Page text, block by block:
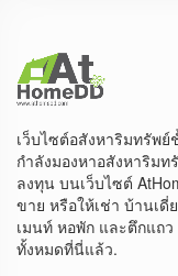
เว็บไซต์อสังหาริมทรัพ
กำลังมองหาอสังหาริมท
ลงทุน บนเว็บไซต์
ขาย หรือให้เช่า บ้านเ
เมนท์ หอพัก และตึกแถ
ทั้งหมดที่นี่แล้ว.